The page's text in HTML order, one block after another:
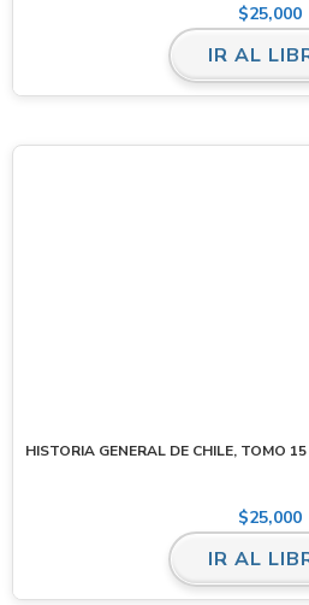
$25,000
IR AL
HISTORIA GENERAL DE CHILE, TOMO 15
$25,000
IR AL